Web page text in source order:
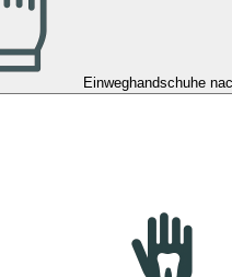
Einweghandschuhe